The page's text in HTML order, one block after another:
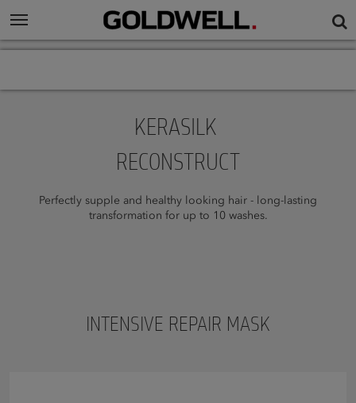
KERASILK
RECONSTRUCT
Perfectly supple and healthy looking hair - long-lasting
transformation for up to 10 washes.
INTENSIVE REPAIR MASK